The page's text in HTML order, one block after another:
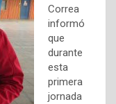
Correa
informó
que
durante
esta
primera
jornada